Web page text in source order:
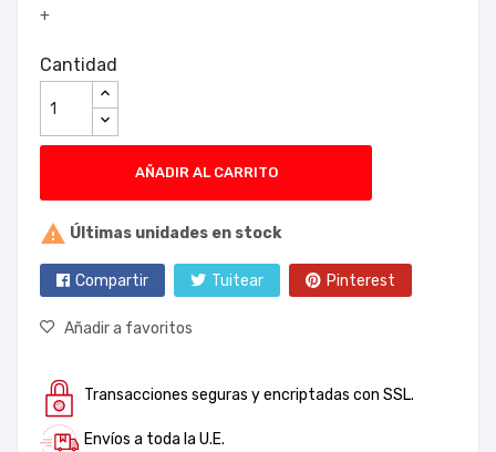
+
Cantidad
AÑADIR AL CARRITO
 Últimas unidades en stock
Compartir Tuitear Pinterest
Añadir a favoritos
Transacciones seguras y encriptadas con SSL.
Envíos a toda la U.E.